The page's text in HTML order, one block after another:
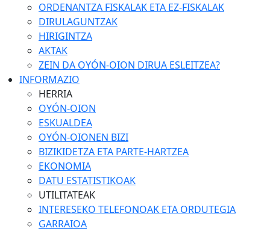
ORDENANTZA FISKALAK ETA EZ-FISKALAK
DIRULAGUNTZAK
HIRIGINTZA
AKTAK
ZEIN DA OYÓN-OION DIRUA ESLEITZEA?
INFORMAZIO
HERRIA
OYÓN-OION
ESKUALDEA
OYÓN-OIONEN BIZI
BIZIKIDETZA ETA PARTE-HARTZEA
EKONOMIA
DATU ESTATISTIKOAK
UTILITATEAK
INTERESEKO TELEFONOAK ETA ORDUTEGIA
GARRAIOA